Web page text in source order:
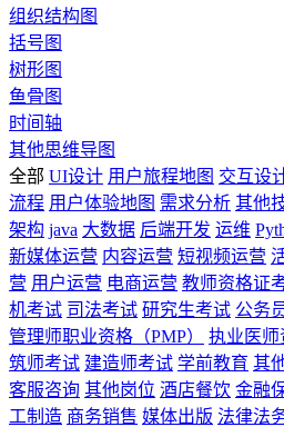
组织结构图
括号图
树形图
鱼骨图
时间轴
其他思维导图
全部 UI设计 用户旅程地图 交互设
流程 用户体验地图 需求分析 其他
架构 java 大数据 后端开发 运维
新媒体运营 内容运营 短视频运营
营 用户运营 电商运营 教师资格证
机考试 司法考试 研究生考试 公务
管理师职业资格（PMP）
执业医师
筑师考试 建造师考试 学前教育 其
客服咨询 其他岗位 酒店餐饮 金融
工制造 商务销售 媒体出版 法律法